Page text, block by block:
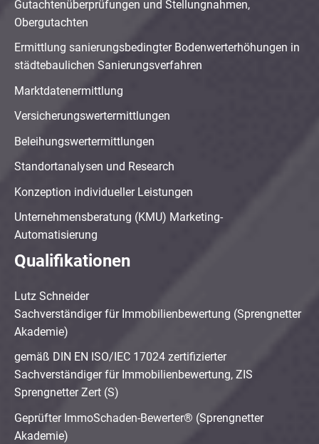
Gutachtenüberprüfungen und Stellungnahmen,
Obergutachten
Ermittlung sanierungsbedingter Bodenwerterhöhungen in
städtebaulichen Sanierungsverfahren
Marktdatenermittlung
Versicherungswertermittlungen
Beleihungswertermittlungen
Standortanalysen und Research
Konzeption individueller Leistungen
Unternehmensberatung (KMU) Marketing-
Automatisierung
Qualifikationen
Lutz Schneider
Sachverständiger für Immobilienbewertung (Sprengnetter
Akademie)
gemäß DIN EN ISO/IEC 17024 zertifizierter
Sachverständiger für Immobilienbewertung, ZIS
Sprengnetter Zert (S)
Geprüfter ImmoSchaden-Bewerter® (Sprengnetter
Akademie)